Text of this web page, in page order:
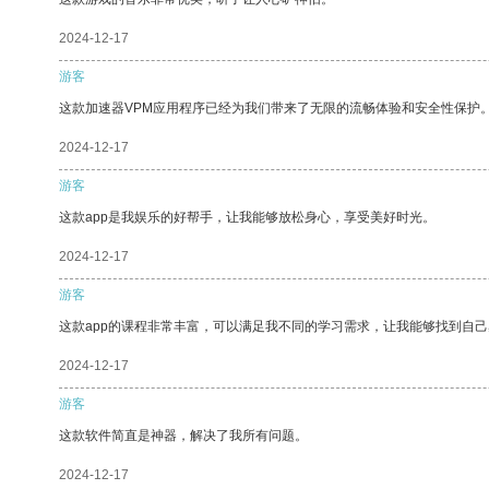
2024-12-17
游客
这款加速器VPM应用程序已经为我们带来了无限的流畅体验和安全性保护。
2024-12-17
游客
这款app是我娱乐的好帮手，让我能够放松身心，享受美好时光。
2024-12-17
游客
这款app的课程非常丰富，可以满足我不同的学习需求，让我能够找到自己
2024-12-17
游客
这款软件简直是神器，解决了我所有问题。
2024-12-17